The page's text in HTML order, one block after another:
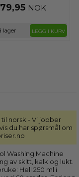
NOK
lager LEGG I KURV
norsk - Vi jobber
du har spørsmål om
Washing Machine
av skitt, kalk og lukt.
Hell 250 ml i